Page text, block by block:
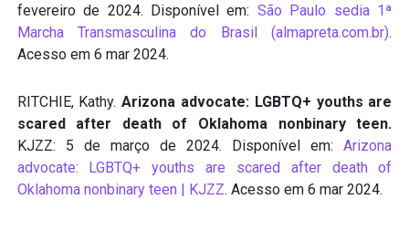
fevereiro de 2024. Disponível em: São Paulo sedia 1ª
Marcha Transmasculina do Brasil (almapreta.com.br).
Acesso em 6 mar 2024.
RITCHIE, Kathy.Arizona advocate: LGBTQ+ youths are
scared after death of Oklahoma nonbinary teen.
KJZZ: 5 de março de 2024. Disponível em:Arizona
advocate: LGBTQ+ youths are scared after death of
Oklahoma nonbinary teen | KJZZ. Acesso em 6 mar 2024.